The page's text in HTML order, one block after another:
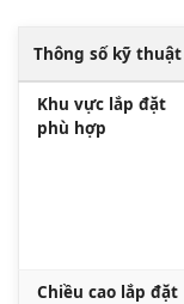
Thông số kỹ thuật
Khu vực lắp đặt
phù hợp
Chiều cao lắp đặt